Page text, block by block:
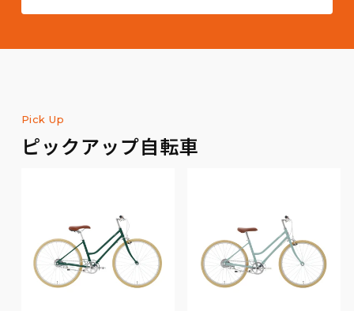
Pick Up
ピックアップ自転車